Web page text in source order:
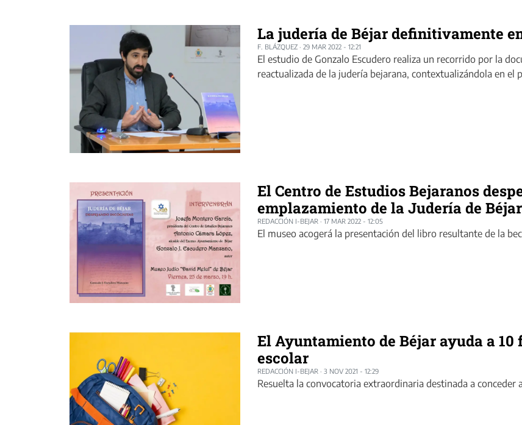
La judería de Béjar definitivamente
F. BLÁZQUEZ · 29 MAR 2022 - 12:21
El estudio de Gonzalo Escudero realiza un recorrido por la
reactualizada de la judería bejarana, contextualizándola en el
El Centro de Estudios Bejaranos
emplazamiento de la Judería de Béjar
REDACCIÓN I-BEJAR · 17 MAR 2022 - 12:05
El museo acogerá la presentación del libro resultante de la
El Ayuntamiento de Béjar ayuda a
escolar
REDACCIÓN I-BEJAR · 3 NOV 2021 - 12:29
Resuelta la convocatoria extraordinaria destinada a conceder